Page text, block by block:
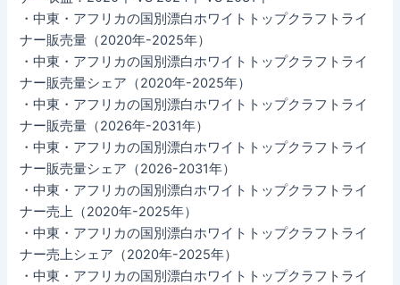
・中東・アフリカの国別漂白ホワイトトップクラフトライ
ナー販売量（2020年-2025年）
・中東・アフリカの国別漂白ホワイトトップクラフトライ
ナー販売量シェア（2020年-2025年）
・中東・アフリカの国別漂白ホワイトトップクラフトライ
ナー販売量（2026年-2031年）
・中東・アフリカの国別漂白ホワイトトップクラフトライ
ナー販売量シェア（2026-2031年）
・中東・アフリカの国別漂白ホワイトトップクラフトライ
ナー売上（2020年-2025年）
・中東・アフリカの国別漂白ホワイトトップクラフトライ
ナー売上シェア（2020年-2025年）
・中東・アフリカの国別漂白ホワイトトップクラフトライ